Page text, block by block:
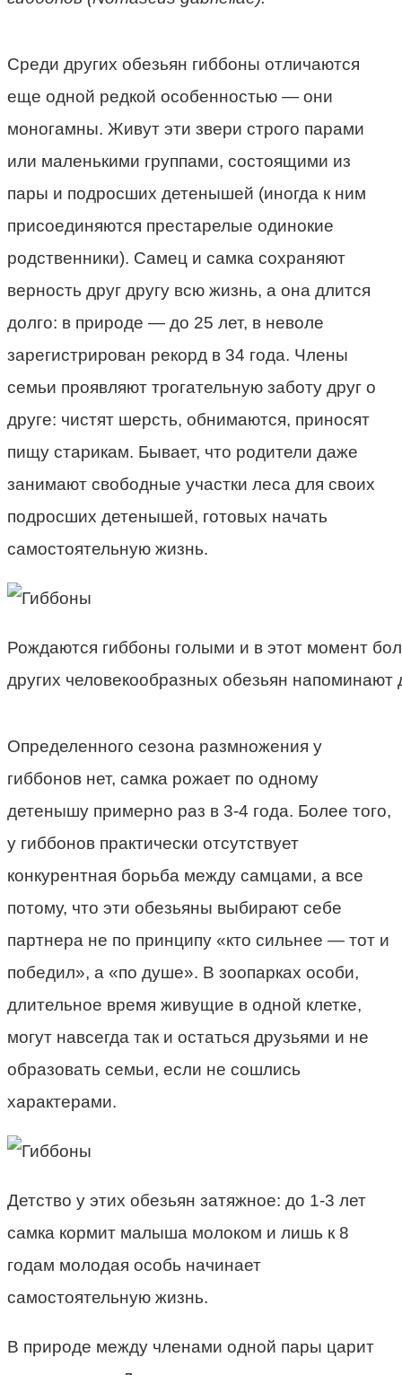
Среди других обезьян гиббоны отличаются
еще одной редкой особенностью — они
моногамны. Живут эти звери строго парами
или маленькими группами, состоящими из
пары и подросших детенышей (иногда к ним
присоединяются престарелые одинокие
родственники). Самец и самка сохраняют
верность друг другу всю жизнь, а она длится
долго: в природе — до 25 лет, в неволе
зарегистрирован рекорд в 34 года. Члены
семьи проявляют трогательную заботу друг о
друге: чистят шерсть, обнимаются, приносят
пищу старикам. Бывает, что родители даже
занимают свободные участки леса для своих
подросших детенышей, готовых начать
самостоятельную жизнь.
Рождаются гиббоны голыми и в этот момент
других человекообразных обезьян напоминают
Определенного сезона размножения у
гиббонов нет, самка рожает по одному
детенышу примерно раз в 3-4 года. Более того,
у гиббонов практически отсутствует
конкурентная борьба между самцами, а все
потому, что эти обезьяны выбирают себе
партнера не по принципу «кто сильнее — тот и
победил», а «по душе». В зоопарках особи,
длительное время живущие в одной клетке,
могут навсегда так и остаться друзьями и не
образовать семьи, если не сошлись
характерами.
Детство у этих обезьян затяжное: до 1-3 лет
самка кормит малыша молоком и лишь к 8
годам молодая особь начинает
самостоятельную жизнь.
В природе между членами одной пары царит